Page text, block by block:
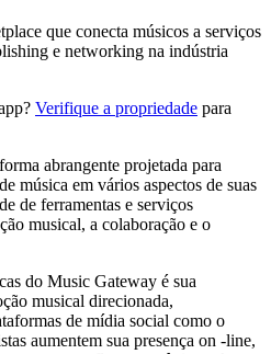
que conecta músicos a serviços
e networking na indústria
Verifique a propriedade para
abrangente projetada para
música em vários aspectos de suas
de ferramentas e serviços
musical, a colaboração e o
do Music Gateway é sua
musical direcionada,
de mídia social como o
aumentem sua presença on -line,